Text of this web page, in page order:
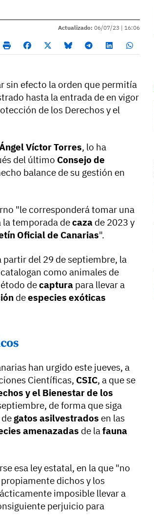
Actualizado: 06/07/23 | 16:06
sin efecto la orden que permitía
hasta la entrada de en vigor
de los Derechos y el
Víctor Torres, lo ha
del último Consejo de
balance de su gestión en
"le corresponderá tomar una
la temporada decaza de 2023 y
Oficial de Canarias".
del 29 de septiembre, la
catalogan como animales de
decaptura para llevar a
deespecies exóticas
han urgido este jueves, a
Científicas, CSIC, a que se
y el Bienestar de los
de forma que siga
gatos asilvestrados en las
amenazadas de la fauna
esa ley estatal, en la que "no
propiamente dichos y los
imposible llevar a
perjuicio para